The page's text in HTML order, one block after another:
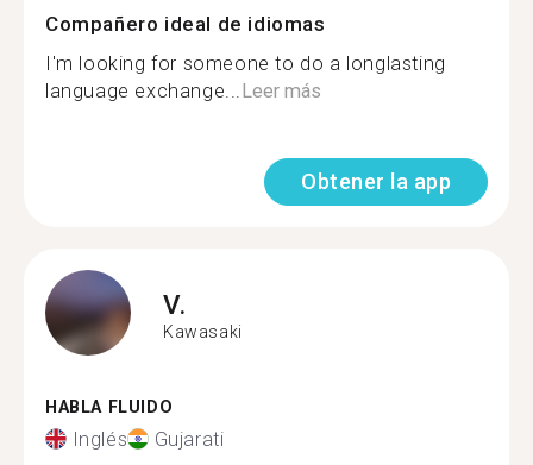
Compañero ideal de idiomas
I'm looking for someone to do a longlasting
language exchange...Leer más
Obtener la app
V.
Kawasaki
HABLA FLUIDO
Inglés Gujarati